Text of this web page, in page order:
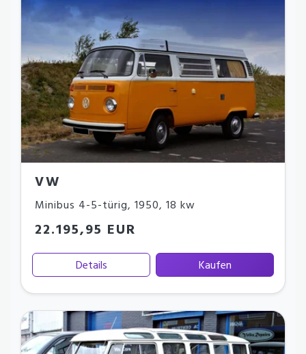
VW
Minibus 4-5-türig, 1950, 18 kw
22.195,95 EUR
Details Kaufen